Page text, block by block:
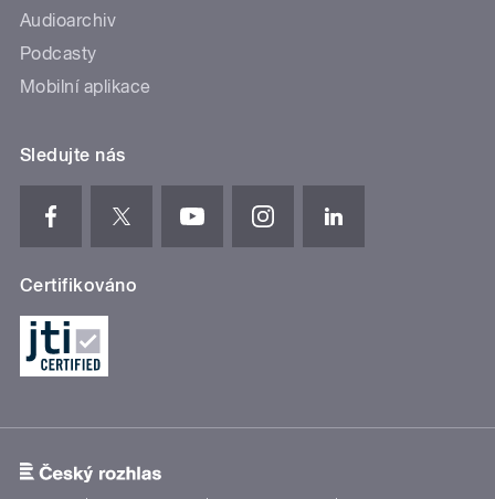
Audioarchiv
Podcasty
Mobilní aplikace
Sledujte nás
Certifikováno